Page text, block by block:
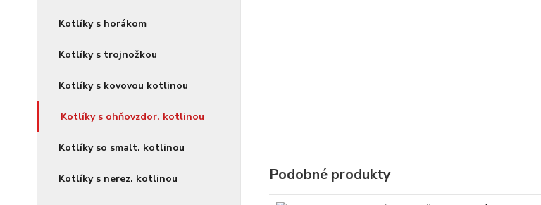
Kotlíky s horákom
Kotlíky s trojnožkou
Kotlíky s kovovou kotlinou
Kotlíky s ohňovzdor. kotlinou
Kotlíky so smalt. kotlinou
Kotlíky s nerez. kotlinou Podobné produkty